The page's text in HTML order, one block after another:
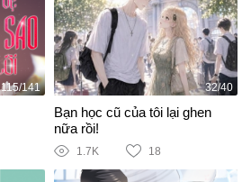
115/141 32/40
Bạn học cũ của tôi lại ghen
nữa rồi!
1.7K 18